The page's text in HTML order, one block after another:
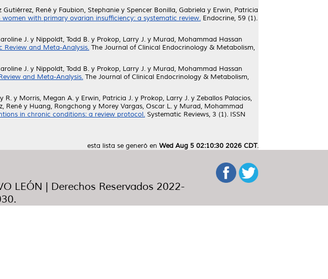
Gutiérrez, René y Faubion, Stephanie y Spencer Bonilla, Gabriela y Erwin, Patricia
with primary ovarian insufficiency: a systematic review. Endocrine, 59 (1).
J. y Nippoldt, Todd B. y Prokop, Larry J. y Murad, Mohammad Hassan
Review and Meta-Analysis. The Journal of Clinical Endocrinology & Metabolism,
J. y Nippoldt, Todd B. y Prokop, Larry J. y Murad, Mohammad Hassan
and Meta-Analysis. The Journal of Clinical Endocrinology & Metabolism,
R. y Morris, Megan A. y Erwin, Patricia J. y Prokop, Larry J. y Zeballos Palacios,
René y Huang, Rongchong y Morey Vargas, Oscar L. y Murad, Mohammad
in chronic conditions: a review protocol. Systematic Reviews, 3 (1). ISSN
esta lista se generó en Wed Aug 5 02:10:30 2026 CDT.
LEÓN | Derechos Reservados 2022-